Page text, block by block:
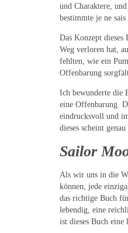
und Charaktere,
bestimmte je ne
Das Konzept
Weg verloren hat,
fehlten, wie ein
Offenbarung
Ich bewunderte die
eine Offenbarung.
eindrucksvoll und
dieses scheint
Sailor
Als wir uns in die
können, jede
das richtige Buch
lebendig, eine
ist dieses Buch